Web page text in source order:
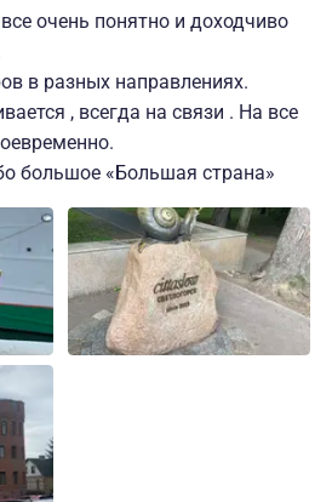
взрослый
трехместный
доп. плату
желанию на
43000
двухместный
взрослый
42500
двухместный
детский
очень понятно и доходчиво
в разных направлениях.
, всегда на связи . На все
большое «Большая страна»